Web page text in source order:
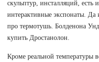
скульптур, инсталляций, есть
интерактивные экспонаты. Да
про термотушь. Болденона
купить Дростанолон.
Кроме реальной температуры